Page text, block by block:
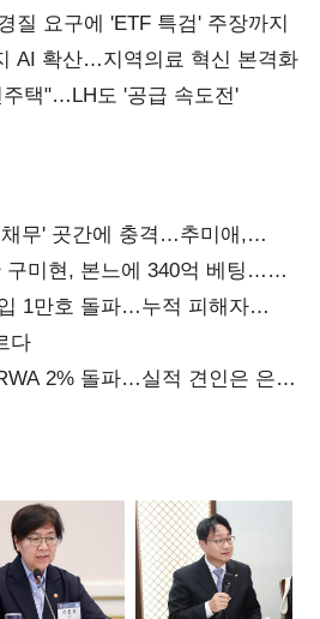
질 요구에 'ETF 특검' 주장까지
AI 확산…지역의료 혁신 본격화
택"…LH도 '공급 속도전'
무' 곳간에 충격…추미애,
언 승부수
구미현, 본느에 340억 베팅…
1만호 돌파…누적 피해자
다
2% 돌파…실적 견인은 은행